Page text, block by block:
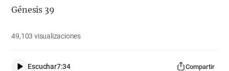
Génesis 39
49,103visualizaciones
Escuchar7:34 Compartir